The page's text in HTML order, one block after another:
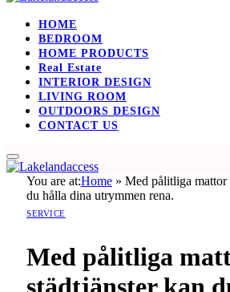
HOME
BEDROOM
HOME PRODUCTS
Real Estate
INTERIOR DESIGN
LIVING ROOM
OUTDOORS DESIGN
CONTACT US
You are at:Home » Med pålitliga mattor
du hålla dina utrymmen rena.
SERVICE
Med pålitliga
städtjänster kan